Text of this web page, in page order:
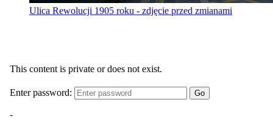
Ulica Rewolucji 1905 roku - zdjęcie przed zmianami